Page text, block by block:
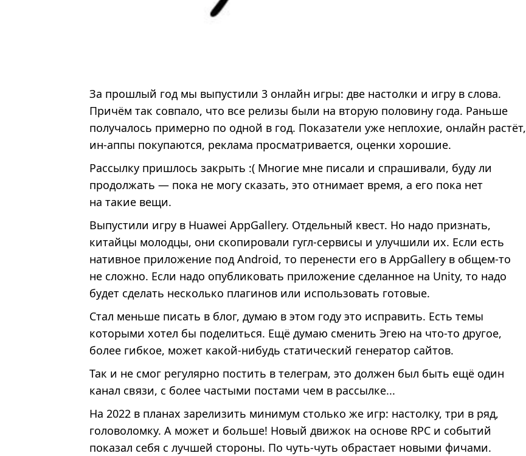
За прошлый год мы выпустили 3 онлайн игры: две настолки и игру в слова.
Причём так совпало, что все релизы были на вторую половину года. Раньше
получалось примерно по одной в год. Показатели уже неплохие, онлайн растёт,
ин-аппы покупаются, реклама просматривается, оценки хорошие.
Рассылку пришлось закрыть :( Многие мне писали и спрашивали, буду ли
продолжать — пока не могу сказать, это отнимает время, а его пока нет
на такие вещи.
Выпустили игру в Huawei AppGallery. Отдельный квест. Но надо признать,
китайцы молодцы, они скопировали гугл-сервисы и улучшили их. Если есть
нативное приложение под Android, то перенести его в AppGallery в общем-то
не сложно. Если надо опубликовать приложение сделанное на Unity, то надо
будет сделать несколько плагинов или использовать готовые.
Стал меньше писать в блог, думаю в этом году это исправить. Есть темы
которыми хотел бы поделиться. Ещё думаю сменить Эгею на что-то другое,
более гибкое, может какой-нибудь статический генератор сайтов.
Так и не смог регулярно постить в телеграм, это должен был быть ещё один
канал связи, с более частыми постами чем в рассылке...
На 2022 в планах зарелизить минимум столько же игр: настолку, три в ряд,
головоломку. А может и больше! Новый движок на основе RPC и событий
показал себя с лучшей стороны. По чуть-чуть обрастает новыми фичами.